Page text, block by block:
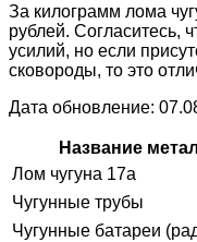
За килограмм лома
рублей. Согласитесь,
усилий, но если
сковороды, то это
Дата обновление:
Название
Лом чугуна 17а
Чугунные трубы
Чугунные батареи